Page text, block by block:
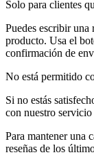
Solo para clientes
Puedes escribir una
producto. Usa el
confirmación de
No está permitido
Si no estás
con nuestro
Para mantener una
reseñas de los